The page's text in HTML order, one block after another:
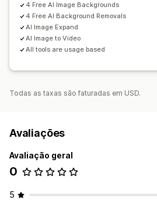
4 Free AI Image Backgrounds
4 Free AI Background Removals
AI Image Expand
AI Image to Video
All tools are usage based
Todas as taxas são faturadas em USD.
Avaliações
Avaliação geral
0
5